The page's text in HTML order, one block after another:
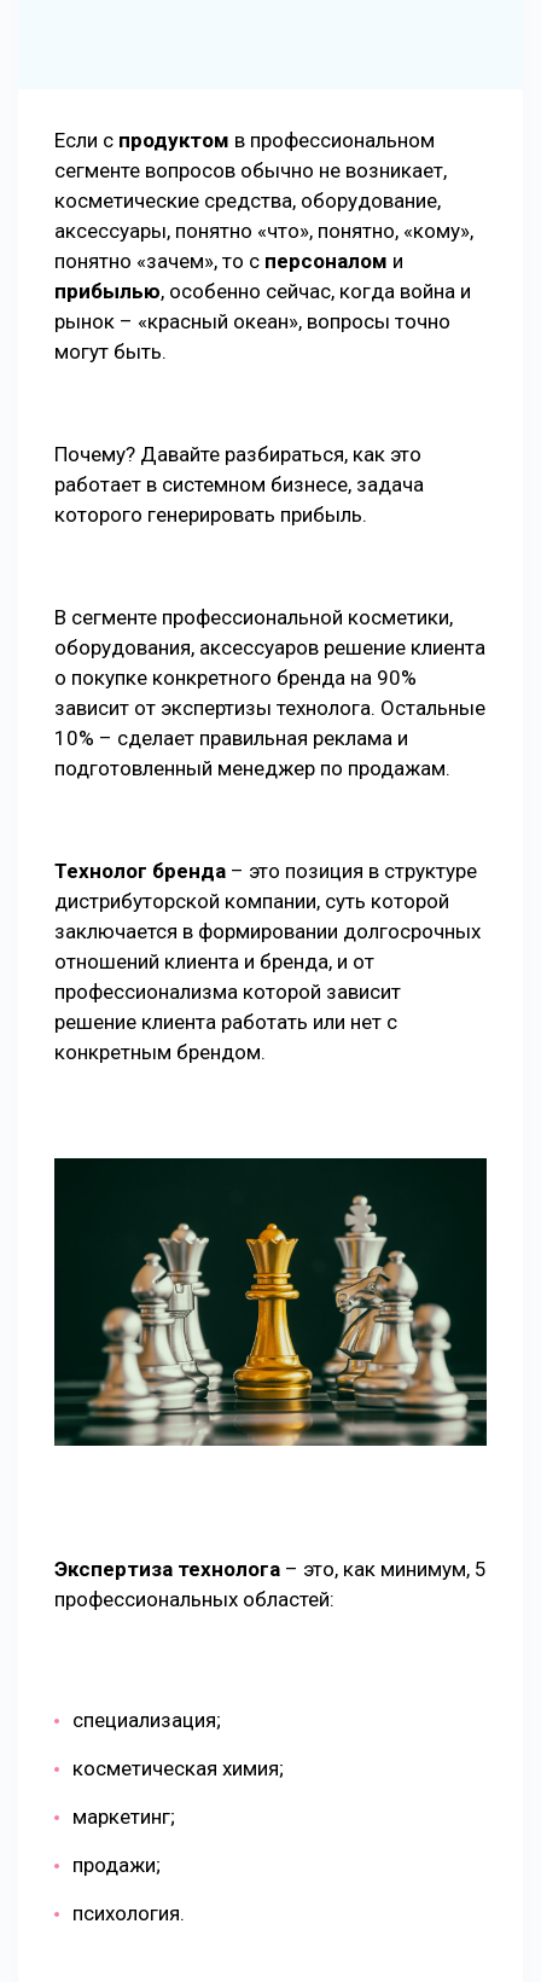
Если с продуктом в профессиональном
сегменте вопросов обычно не возникает,
косметические средства, оборудование,
аксессуары, понятно «что», понятно, «кому»,
понятно «зачем», то с персоналом и
прибылью, особенно сейчас, когда война и
рынок – «красный океан», вопросы точно
могут быть.
Почему? Давайте разбираться, как это
работает в системном бизнесе, задача
которого генерировать прибыль.
В сегменте профессиональной косметики,
оборудования, аксессуаров решение клиента
о покупке конкретного бренда на 90%
зависит от экспертизы технолога. Остальные
10% – сделает правильная реклама и
подготовленный менеджер по продажам.
Технолог бренда – это позиция в структуре
дистрибуторской компании, суть которой
заключается в формировании долгосрочных
отношений клиента и бренда, и от
профессионализма которой зависит
решение клиента работать или нет с
конкретным брендом.
Экспертиза технолога – это, как минимум, 5
профессиональных областей:
специализация;
косметическая химия;
маркетинг;
продажи;
психология.